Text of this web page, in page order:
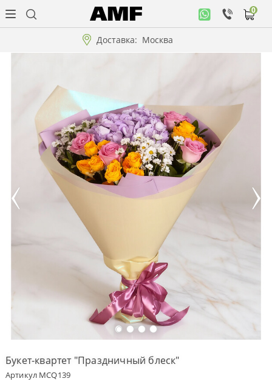
Доставка: Москва
0
кабинет
Композиции
"ВАУ"!!!
Коллекции!!!
Условия
Бонусная
программа
Букет-квартет "Праздничный блеск"
Артикул MCQ139